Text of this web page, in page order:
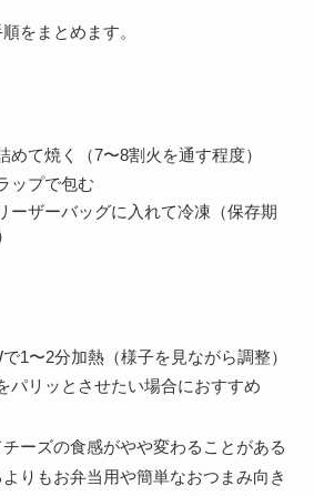
をまとめます。
めて焼く（7〜8割火を通す程度）
ップで包む
ーザーバッグに入れて冷凍（保存期
1〜2分加熱（様子を見ながら調整）
パリッとさせたい場合におすすめ
ーズの食感がやや変わることがある
りもお弁当用や簡単なおつまみ向き